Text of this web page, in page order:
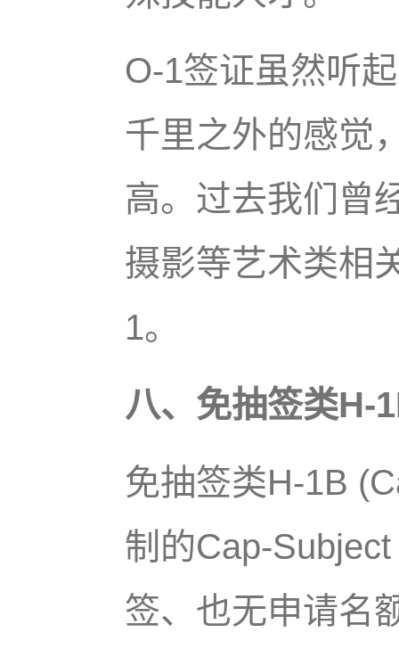
O-1签证虽然听
千里之外的感觉
高。过去我们曾
摄影等艺术类相
1。
八、免抽签类H-
免抽签类H-1B
制的Cap-
签、也无申请名